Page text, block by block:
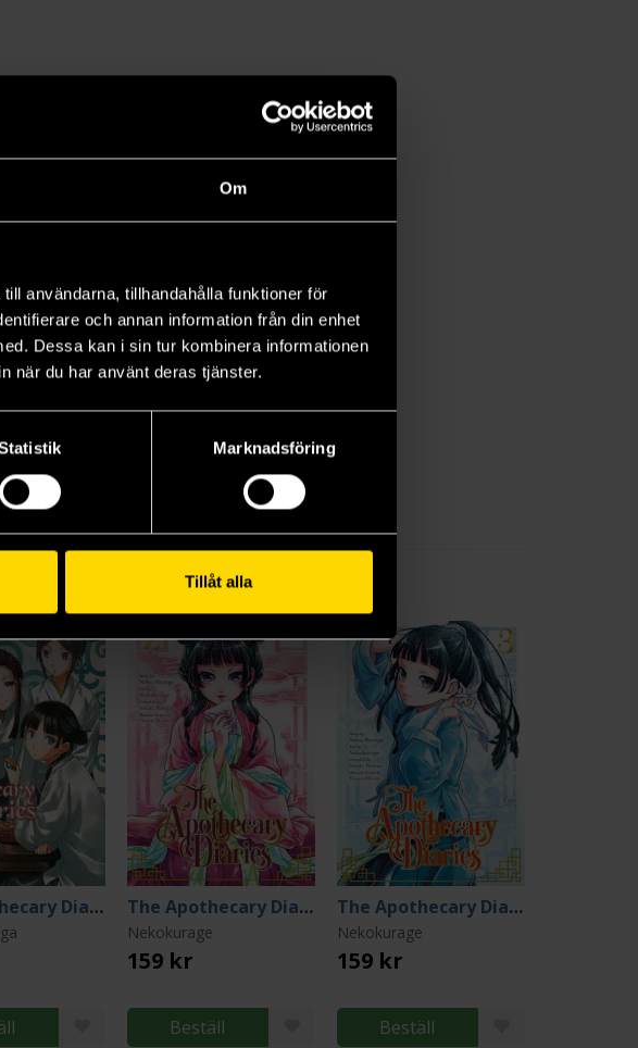
Om
användarna, tillhandahålla funktioner för
och annan information från din enhet
Dessa kan i sin tur kombinera informationen
när du har använt deras tjänster.
Marknadsföring
Tillåt alla
The Apothecary Diaries 7 (Light Novel) The Apothecary Diaries 2
Nekokurage
159 kr
Beställ
The Apothecary Diaries 3
Nekokurage
159 kr
Beställ